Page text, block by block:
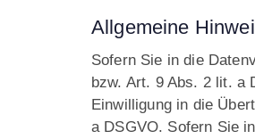
Allgemeine
Sofern Sie in die
bzw. Art. 9 Abs. 2 lit. a
Einwilligung in die
a DSGVO. Sofern Sie